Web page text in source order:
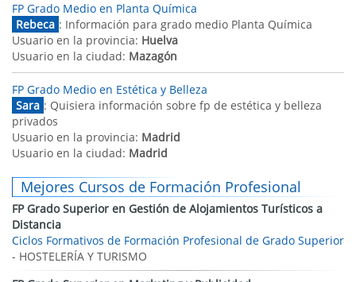
FP Grado Medio en Planta Química
Rebeca : Información para grado medio Planta Química
Usuario en la provincia: Huelva
Usuario en la ciudad: Mazagón
FP Grado Medio en Estética y Belleza
Sara : Quisiera información sobre fp de estética y belleza
privados
Usuario en la provincia: Madrid
Usuario en la ciudad: Madrid
Mejores Cursos de Formación Profesional
FP Grado Superior en Gestión de Alojamientos Turísticos a
Distancia
Ciclos Formativos de Formación Profesional de Grado Superior
- HOSTELERÍA Y TURISMO